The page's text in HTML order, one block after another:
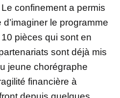
confinement a permis
le programme
pièces qui sont en
sont déjà mis
jeune chorégraphe
financière à